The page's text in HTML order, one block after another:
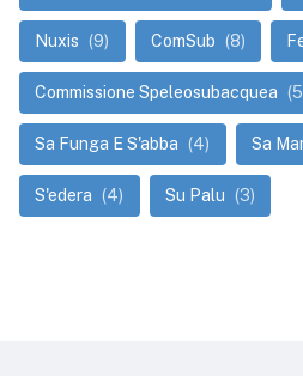
Nuxis (9) ComSub (8)
Commissione Speleosubacquea
Sa Funga E S'abba (4) Sa
S'edera (4) Su Palu (3)